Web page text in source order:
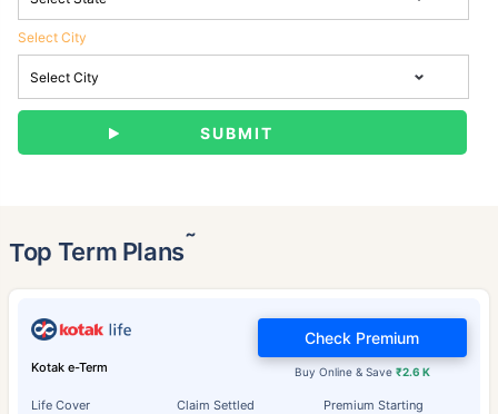
Select City
Top Term Plans˜
Kotak e-Term
Life Cover Claim Settled Premium Starting
Buy Online & Save ₹2.6 K
Check Premium